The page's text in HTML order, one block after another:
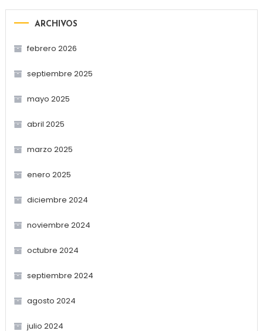
ARCHIVOS
febrero 2026
septiembre 2025
mayo 2025
abril 2025
marzo 2025
enero 2025
diciembre 2024
noviembre 2024
octubre 2024
septiembre 2024
agosto 2024
julio 2024